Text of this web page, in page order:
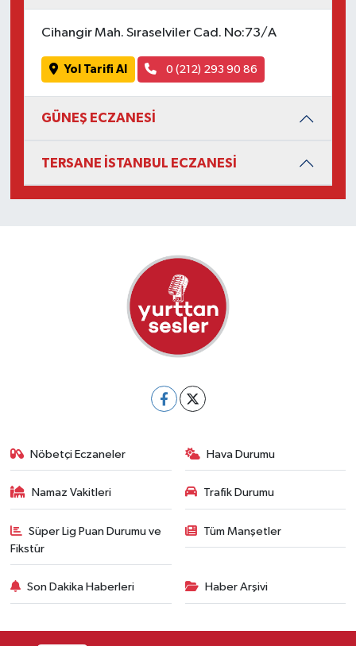
Cihangir Mah. Sıraselviler Cad. No:73/A
Yol Tarifi Al 0 (212) 293 90 86
GÜNEŞ ECZANESİ
TERSANE İSTANBUL ECZANESİ
Nöbetçi Eczaneler Hava Durumu
Namaz Vakitleri Trafik Durumu
Süper Lig Puan Durumu ve
Fikstür
Tüm Manşetler
Son Dakika Haberleri Haber Arşivi